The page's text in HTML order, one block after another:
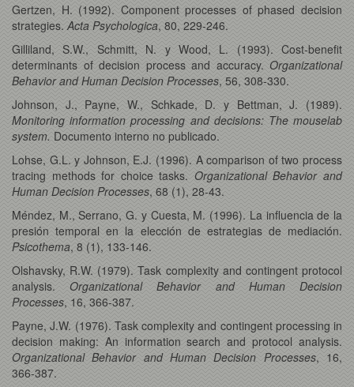
Gertzen, H. (1992). Component processes of phased decision
strategies. Acta Psychologica, 80, 229-246.
Gilliland, S.W., Schmitt, N. y Wood, L. (1993). Cost-benefit
determinants of decision process and accuracy. Organizational
Behavior and Human Decision Processes, 56, 308-330.
Johnson, J., Payne, W., Schkade, D. y Bettman, J. (1989).
Monitoring information processing and decisions: The mouselab
system. Documento interno no publicado.
Lohse, G.L. y Johnson, E.J. (1996). A comparison of two process
tracing methods for choice tasks. Organizational Behavior and
Human Decision Processes, 68 (1), 28-43.
Méndez, M., Serrano, G. y Cuesta, M. (1996). La influencia de la
presión temporal en la elección de estrategias de mediación.
Psicothema, 8 (1), 133-146.
Olshavsky, R.W. (1979). Task complexity and contingent protocol
analysis. Organizational Behavior and Human Decision
Processes, 16, 366-387.
Payne, J.W. (1976). Task complexity and contingent processing in
decision making: An information search and protocol analysis.
Organizational Behavior and Human Decision Processes, 16,
366-387.